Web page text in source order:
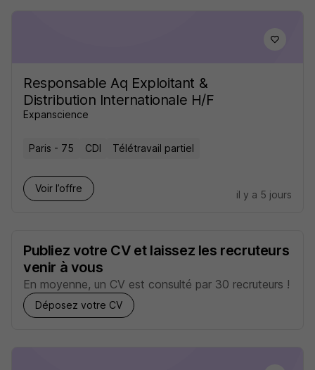
Responsable Aq Exploitant &
Distribution Internationale H/F
Expanscience
Paris - 75 CDI Télétravail partiel
Voir l’offre
il y a 5 jours
Publiez votre CV et laissez les recruteurs
venir à vous
En moyenne, un CV est consulté par 30 recruteurs !
Déposez votre CV